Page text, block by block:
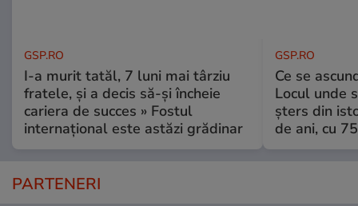
GSP.RO
I-a murit tatăl, 7 luni mai târziu
fratele, și a decis să-și încheie
cariera de succes » Fostul
internațional este astăzi grădinar
GSP.RO
Ce se
Locul unde
șters din
de ani, cu
PARTENERI